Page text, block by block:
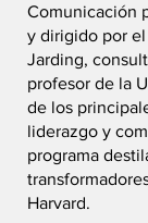
Comunicación
y dirigido por
Jarding,
profesor de la
de los
liderazgo y
programa
Harvard.